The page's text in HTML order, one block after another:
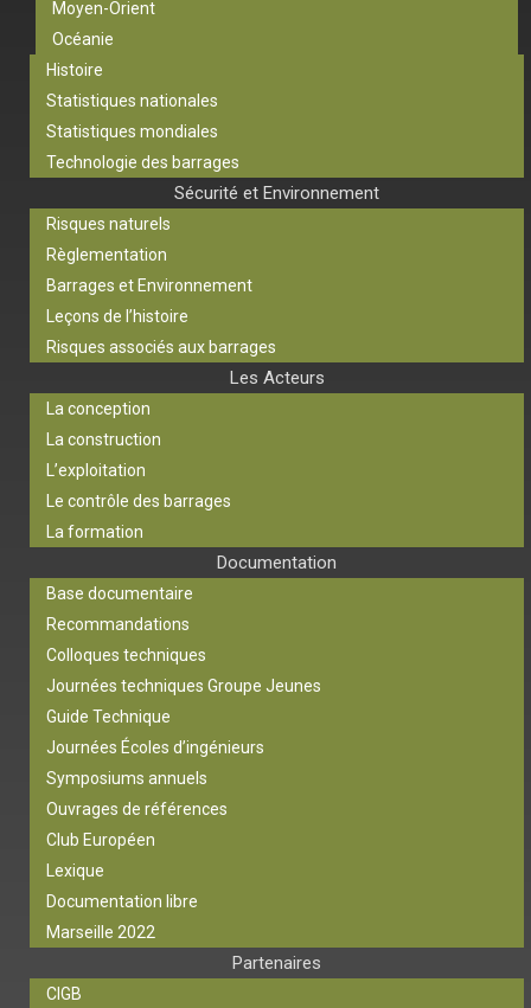
Moyen-Orient
Océanie
Histoire
Statistiques nationales
Statistiques mondiales
Technologie des barrages
Sécurité et Environnement
Risques naturels
Règlementation
Barrages et Environnement
Leçons de l’histoire
Risques associés aux barrages
Les Acteurs
La conception
La construction
L’exploitation
Le contrôle des barrages
La formation
Documentation
Base documentaire
Recommandations
Colloques techniques
Journées techniques Groupe Jeunes
Guide Technique
Journées Écoles d’ingénieurs
Symposiums annuels
Ouvrages de références
Club Européen
Lexique
Documentation libre
Marseille 2022
Partenaires
CIGB